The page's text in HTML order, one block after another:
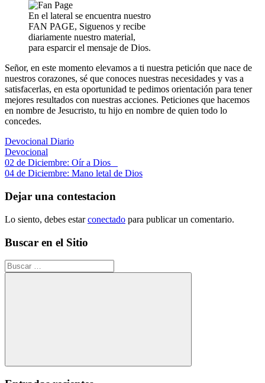
En el lateral se encuentra nuestro
FAN PAGE, Siguenos y recibe
diariamente nuestro material,
para esparcir el mensaje de Dios.
Señor, en este momento elevamos a ti nuestra petición que nace de
nuestros corazones, sé que conoces nuestras necesidades y vas a
satisfacerlas, en esta oportunidad te pedimos orientación para tener
mejores resultados con nuestras acciones. Peticiones que hacemos
en nombre de Jesucristo, tu hijo en nombre de quien todo lo
concedes.
Devocional Diario
Devocional
Navegación
de
entradas
Entrada
anterior:
02 de Diciembre: Oír a Dios
Siguiente
04 de Diciembre: Mano letal de Dios
Dejar una contestacion
Lo siento, debes estarconectado para publicar un comentario.
Buscar en el Sitio
Buscar:
Buscar